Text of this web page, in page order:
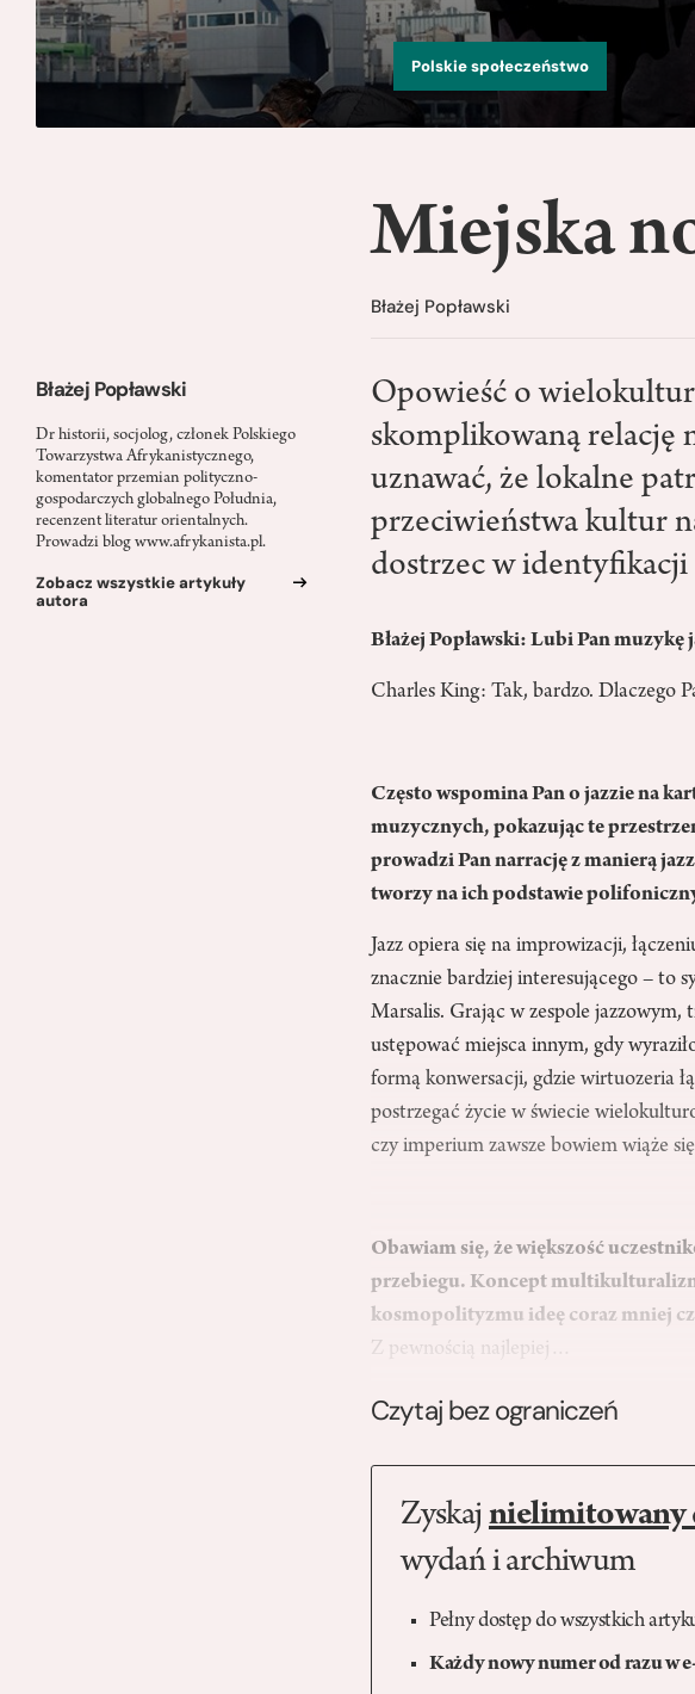
Polskie społeczeństwo
Błażej Popławski
Dr historii, socjolog, członek Polskiego
Towarzystwa Afrykanistycznego,
komentator przemian polityczno-
gospodarczych globalnego Południa,
recenzent literatur orientalnych.
Prowadzi blog www.afrykanista.pl.
Zobacz wszystkie artykuły
autora
Miejska
Błażej Popławski
Opowieść o
skomplikowaną relację
uznawać, że lokalne
przeciwieństwa kultur
dostrzec w
Błażej Popławski: Lubi Pan muzykę
Charles King: Tak, bardzo. Dlaczego
Często wspomina Pan o jazzie na
muzycznych, pokazując te
prowadzi Pan narrację z manierą
tworzy na ich podstawie
Jazz opiera się na improwizacji,
znacznie bardziej interesującego – to
Marsalis. Grając w zespole jazzowym,
ustępować miejsca innym, gdy
formą konwersacji, gdzie wirtuozeria
postrzegać życie w świecie
czy imperium zawsze bowiem wiąże
Obawiam się, że większość
przebiegu. Koncept
kosmopolityzmu ideę coraz mniej
Z pewnością najlepiej…
Czytaj bez ograniczeń
Zyskaj nielimitowany
wydań i archiwum
Pełny dostęp do wszystkich
Każdy nowy numer od razu w